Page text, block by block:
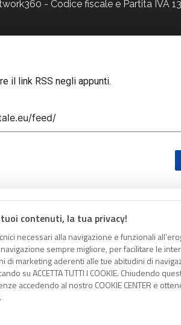
contenuti, la tua privacy!
necessari alla navigazione e funzionali
sempre migliore, per facilitare le
di marketing aderenti alle tue abitudini di
su ACCETTA TUTTI I COOKIE. Chiudendo
accedendo al nostro COOKIE CENTER e
.
- Codice fiscale e Partita IVA
il link RSS negli appunti.
il link RSS negli appunti.